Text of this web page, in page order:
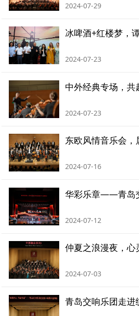
2024-07-29
2024-07-23
中外经典专场，
2024-07-23
东欧风情音乐会
2024-07-16
2024-07-12
仲夏之浪漫夜，心
2024-07-03
青岛交响乐团走进